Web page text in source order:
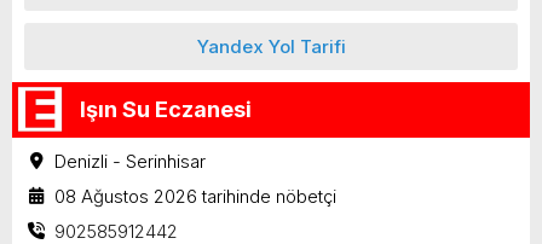
Yandex Yol Tarifi
Işın Su Eczanesi
Denizli - Serinhisar
08 Ağustos 2026 tarihinde nöbetçi
902585912442